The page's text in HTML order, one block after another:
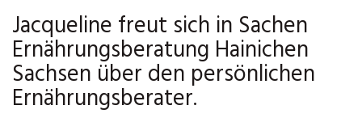
Jacqueline freut sich in Sachen
Ernährungsberatung Hainichen
Sachsen über den persönlichen
Ernährungsberater.